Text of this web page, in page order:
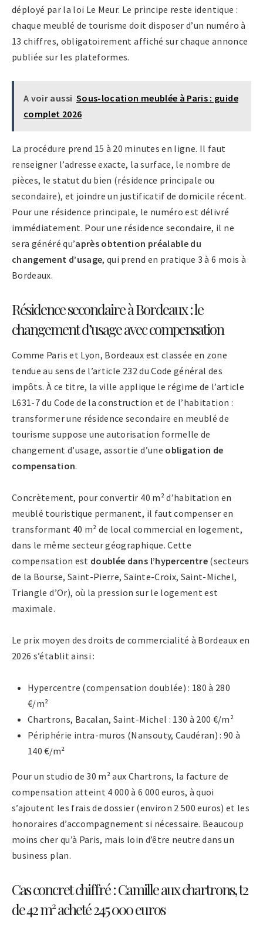
déployé par la loi Le Meur. Le principe reste identique :
chaque meublé de tourisme doit disposer d’un numéro à
13 chiffres, obligatoirement affiché sur chaque annonce
publiée sur les plateformes.
A voir aussi Sous-location meublée à Paris : guide
complet 2026
La procédure prend 15 à 20 minutes en ligne. Il faut
renseigner l’adresse exacte, la surface, le nombre de
pièces, le statut du bien (résidence principale ou
secondaire), et joindre un justificatif de domicile récent.
Pour une résidence principale, le numéro est délivré
immédiatement. Pour une résidence secondaire, il ne
sera généré qu’après obtention préalable du
changement d’usage, qui prend en pratique 3 à 6 mois à
Bordeaux.
Résidence secondaire à Bordeaux : le
changement d’usage avec compensation
Comme Paris et Lyon, Bordeaux est classée en zone
tendue au sens de l’article 232 du Code général des
impôts. À ce titre, la ville applique le régime de l’article
L631-7 du Code de la construction et de l’habitation :
transformer une résidence secondaire en meublé de
tourisme suppose une autorisation formelle de
changement d’usage, assortie d’une obligation de
compensation.
Concrètement, pour convertir 40 m² d’habitation en
meublé touristique permanent, il faut compenser en
transformant 40 m² de local commercial en logement,
dans le même secteur géographique. Cette
compensation est doublée dans l’hypercentre (secteurs
de la Bourse, Saint-Pierre, Sainte-Croix, Saint-Michel,
Triangle d’Or), où la pression sur le logement est
maximale.
Le prix moyen des droits de commercialité à Bordeaux en
2026 s’établit ainsi :
Hypercentre (compensation doublée) : 180 à 280
€/m²
Chartrons, Bacalan, Saint-Michel : 130 à 200 €/m²
Périphérie intra-muros (Nansouty, Caudéran) : 90 à
140 €/m²
Pour un studio de 30 m² aux Chartrons, la facture de
compensation atteint 4 000 à 6 000 euros, à quoi
s’ajoutent les frais de dossier (environ 2 500 euros) et les
honoraires d’accompagnement si nécessaire. Beaucoup
moins cher qu’à Paris, mais loin d’être neutre dans un
business plan.
Cas concret chiffré : Camille aux chartrons, t2
de 42 m² acheté 245 000 euros